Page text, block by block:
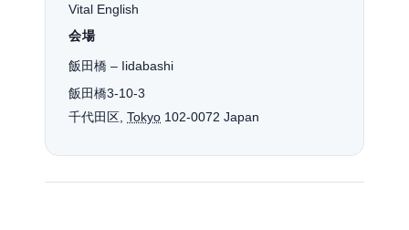
会場
飯田橋 – Iidabashi
飯田橋3-10-3
千代田区 Tokyo 102-0072 Japan
Vital English